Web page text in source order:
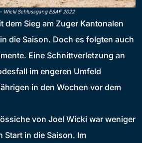
Wicki Schlussgang ESAF 2022
dem Sieg am Zuger Kantonalen
die Saison. Doch es folgten auch
Eine Schnittverletzung an
im engeren Umfeld
in den Wochen vor dem
von Joel Wicki war weniger
in die Saison. Im